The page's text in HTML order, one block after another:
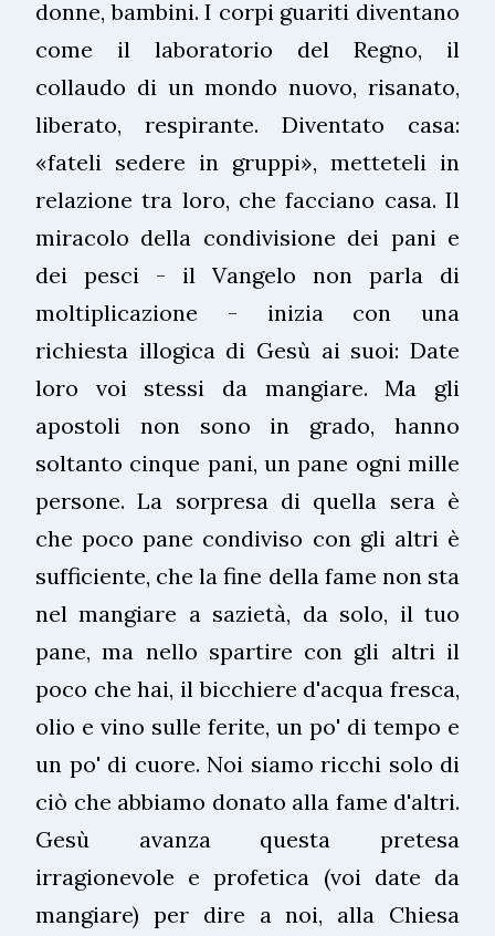
donne, bambini. I corpi guariti diventano
come il laboratorio del Regno, il
collaudo di un mondo nuovo, risanato,
liberato, respirante. Diventato casa:
«fateli sedere in gruppi», metteteli in
relazione tra loro, che facciano casa. Il
miracolo della condivisione dei pani e
dei pesci - il Vangelo non parla di
moltiplicazione - inizia con una
richiesta illogica di Gesù ai suoi: Date
loro voi stessi da mangiare. Ma gli
apostoli non sono in grado, hanno
soltanto cinque pani, un pane ogni mille
persone. La sorpresa di quella sera è
che poco pane condiviso con gli altri è
sufficiente, che la fine della fame non sta
nel mangiare a sazietà, da solo, il tuo
pane, ma nello spartire con gli altri il
poco che hai, il bicchiere d'acqua fresca,
olio e vino sulle ferite, un po' di tempo e
un po' di cuore. Noi siamo ricchi solo di
ciò che abbiamo donato alla fame d'altri.
Gesù avanza questa pretesa
irragionevole e profetica (voi date da
mangiare) per dire a noi, alla Chiesa